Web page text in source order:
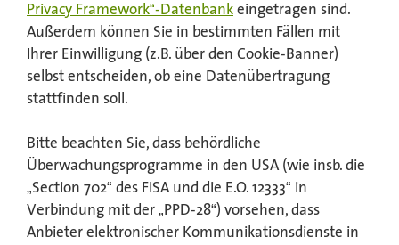
Privacy Framework“-Datenbank eingetragen sind.
Außerdem können Sie in bestimmten Fällen mit
Ihrer Einwilligung (z.B. über den Cookie-Banner)
selbst entscheiden, ob eine Datenübertragung
stattfinden soll.
Bitte beachten Sie, dass behördliche
Überwachungsprogramme in den USA (wie insb. die
„Section 702“ des FISA und die E.O. 12333“ in
Verbindung mit der „PPD-28“) vorsehen, dass
Anbieter elektronischer Kommunikationsdienste in